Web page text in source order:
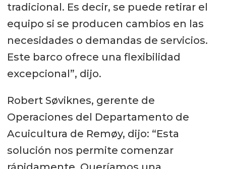
tradicional. Es decir, se puede retirar el
equipo si se producen cambios en las
necesidades o demandas de servicios.
Este barco ofrece una flexibilidad
excepcional”, dijo.
Robert Søviknes, gerente de
Operaciones del Departamento de
Acuicultura de Remøy, dijo: “Esta
solución nos permite comenzar